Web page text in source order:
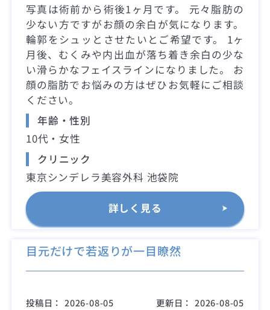
写真は術前から術後1ヶ月です。 元々脂肪の
少ない方ですがお顔の余白が気になります。
輪郭をシュッとさせたいとご希望です。 1ヶ
月後、むくみや内出血が落ち着き余白の少な
い滑らかなフェイスラインになりました。 お
顔の脂肪でお悩みの方はぜひお気軽にご相談
ください。
年齢・性別
10代・女性
クリニック
東京シンデレラ美容外科 池袋院
詳しく見る
目元だけで若返りが一目瞭然
投稿日： 2026-08-05 更新日： 2026-08-05